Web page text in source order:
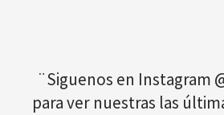
¨Siguenos en Instagram
para ver nuestras las